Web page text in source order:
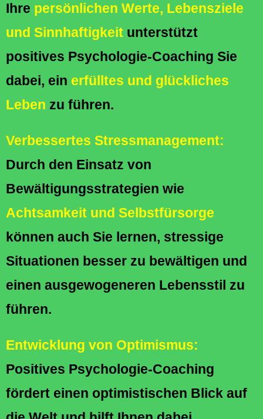
Ihre persönlichen Werte, Lebensziele
und Sinnhaftigkeit unterstützt
positives Psychologie-Coaching Sie
dabei, ein erfülltes und glückliches
Leben zu führen.
Verbessertes Stressmanagement:
Durch den Einsatz von
Bewältigungsstrategien wie
Achtsamkeit und Selbstfürsorge
können auch Sie lernen, stressige
Situationen besser zu bewältigen und
einen ausgewogeneren Lebensstil zu
führen.
Entwicklung von Optimismus:
Positives Psychologie-Coaching
fördert einen optimistischen Blick auf